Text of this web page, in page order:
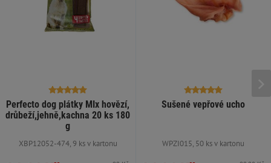
Perfecto dog plátky MIx hovězí,
drůbeží,jehně,kachna 20 ks 180
g
XBP12052-474, 9 ks v kartonu
Sušené vepřové ucho
WPZI015, 50 ks v kartonu